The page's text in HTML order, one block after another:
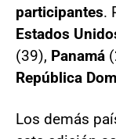
participantes.
Estados
(39), Panamá
República
Los demás